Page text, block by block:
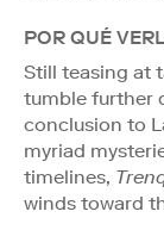
POR QUÉ
Still teasing at
tumble further
conclusion to
myriad
timelines,
winds toward